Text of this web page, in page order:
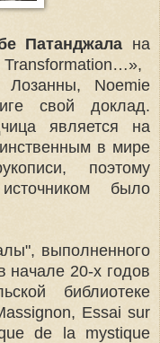
Патанджала на
Transformation…»,
Лозанны, Noemie
свой доклад.
является на
в мире
поэтому
было
выполненного
начале 20-х годов
библиотеке
Essai sur
de la mystique